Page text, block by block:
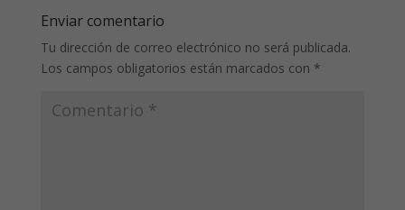
Enviar comentario
Tu dirección de correo electrónico no será publicada.
Los campos obligatorios están marcados con *